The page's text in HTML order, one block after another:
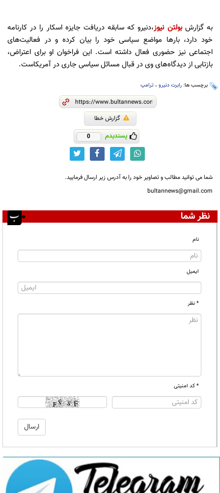
به گزارشبولتن نیوز،دنیرو که سابقه دریافت جایزه اسکار را در کارنامه
خود دارد، بارها مواضع سیاسی خود را بیان کرده و در فعالیت‌های
اجتماعی نیز حضوری فعال داشته است. این فراخوان او برای اعتراض،
بازتابی از دیدگاه‌های وی در قبال مسائل سیاسی جاری در آمریکاست.
برچسب ها: رابرت دنیرو ، ترامپ
گزارش خطا
پسندیدم 0
شما می توانید مطالب و تصاویر خود را به آدرس زیر ارسال فرمایید.
bultannews@gmail.com
نظر شما
نام
ایمیل
* نظر
* کد امنیتی